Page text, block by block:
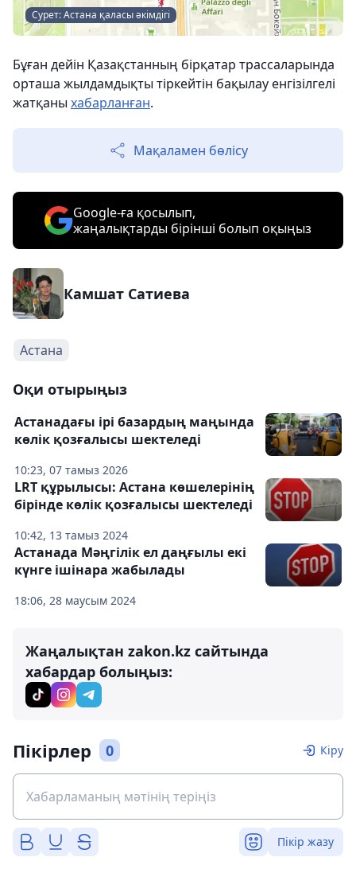
Сурет: Астана қаласы әкімдігі
Бұған дейін Қазақстанның бірқатар трассаларында
орташа жылдамдықты тіркейтін бақылау енгізілгелі
жатқаны хабарланған.
Мақаламен бөлісу
Google-ға қосылып,
жаңалықтарды бірінші болып оқыңыз
Камшат Сатиева
Астана
Оқи отырыңыз
10:23, 07 тамыз 2026
Астанадағы ірі базардың маңында
көлік қозғалысы шектеледі
10:42, 13 тамыз 2024
LRT құрылысы: Астана көшелерінің
бірінде көлік қозғалысы шектеледі
18:06, 28 маусым 2024
Астанада Мәңгілік ел даңғылы екі
күнге ішінара жабылады
Жаңалықтан zakon.kz сайтында
хабардар болыңыз:
Пікірлер 0 Кіру
Пікір жазу